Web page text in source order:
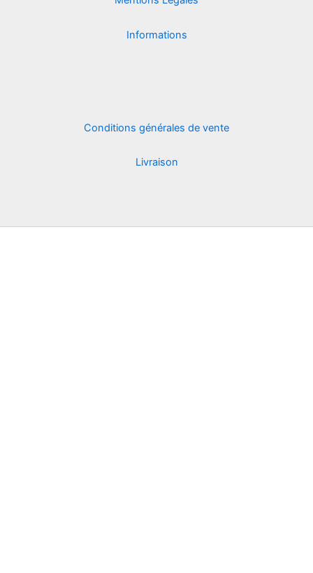
Informations
Conditions générales de vente
Livraison